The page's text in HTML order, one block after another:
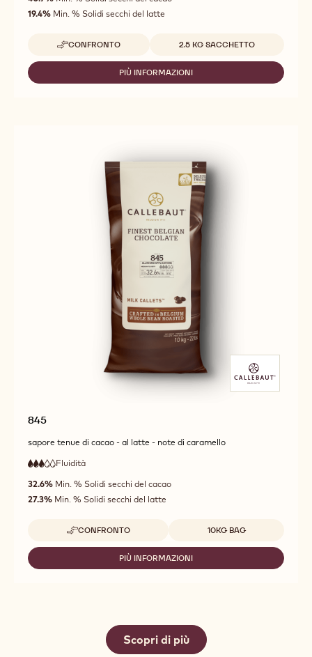
of
5
19.4% Min. % Solidi secchi del latte
CONFRONTO
-
POWER
Dimensioni disponibili
2.5 KG SACCHETTO
PIÙ INFORMAZIONI
-
845
sapore tenue di cacao - al latte - note di caramello
3
out
of
5
Fluidità
media
32.6% Min. % Solidi secchi del cacao
27.3% Min. % Solidi secchi del latte
CONFRONTO
-
845
Dimensioni disponibili
10KG BAG
PIÙ INFORMAZIONI
-
Scopri di più